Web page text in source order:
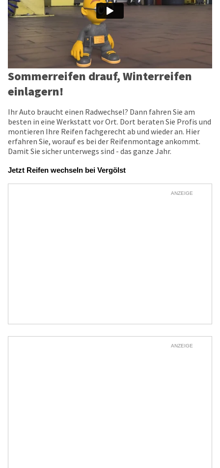
Sommerreifen drauf, Winterreifen
einlagern!
Ihr Auto braucht einen Radwechsel? Dann fahren Sie am
besten in eine Werkstatt vor Ort. Dort beraten Sie Profis und
montieren Ihre Reifen fachgerecht ab und wieder an. Hier
erfahren Sie, worauf es bei der Reifenmontage ankommt.
Damit Sie sicher unterwegs sind - das ganze Jahr.
Jetzt Reifen wechseln bei Vergölst
ANZEIGE
ANZEIGE